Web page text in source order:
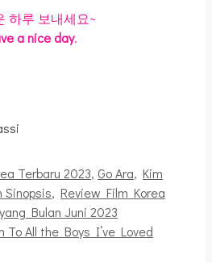
하루 보내세요~
a nice day.
Terbaru 2023, Go Ara, Kim
Sinopsis, Review Film Korea
Bulan Juni 2023
To All the Boys I’ve Loved